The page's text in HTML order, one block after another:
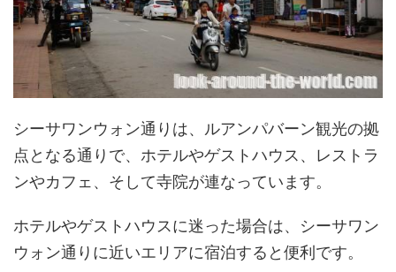
シーサワンウォン通りは、ルアンパバーン観光の拠
点となる通りで、ホテルやゲストハウス、レストラ
ンやカフェ、そして寺院が連なっています。
ホテルやゲストハウスに迷った場合は、シーサワン
ウォン通りに近いエリアに宿泊すると便利です。